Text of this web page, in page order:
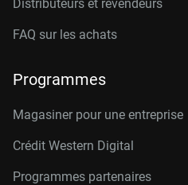
Distributeurs et revendeurs
FAQ sur les achats
Programmes
Magasiner pour une entreprise
Crédit Western Digital
Programmes partenaires